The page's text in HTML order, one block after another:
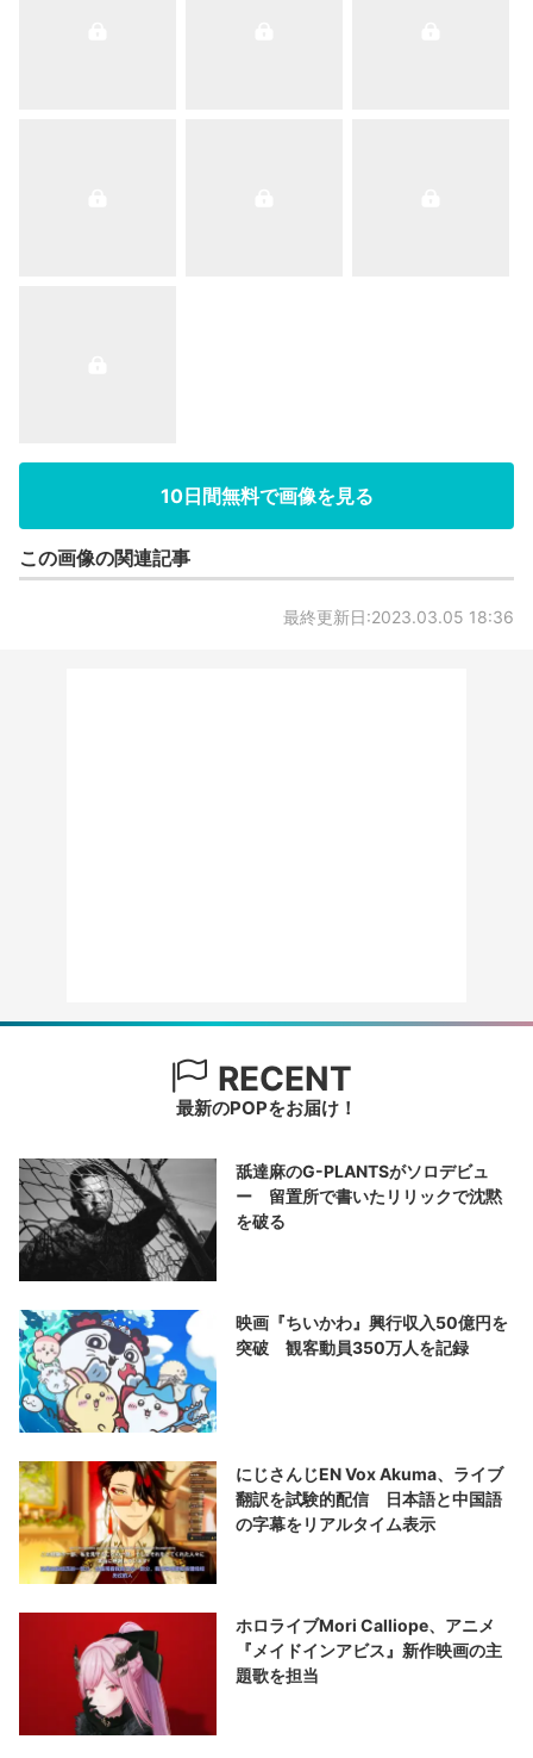
10日間無料で画像を見る
この画像の関連記事
最終更新日:2023.03.05 18:36
RECENT
最新のPOPをお届け！
舐達麻のG-PLANTSがソロデビュ
ー 留置所で書いたリリックで沈黙
を破る
映画『ちいかわ』興行収入50億円を
突破 観客動員350万人を記録
にじさんじEN Vox Akuma、ライブ
翻訳を試験的配信 日本語と中国語
の字幕をリアルタイム表示
ホロライブMori Calliope、アニメ
『メイドインアビス』新作映画の主
題歌を担当